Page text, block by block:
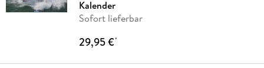
Kalender
Sofort lieferbar
29,95 €*